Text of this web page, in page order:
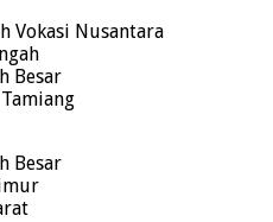
Vokasi Nusantara
Besar
Besar